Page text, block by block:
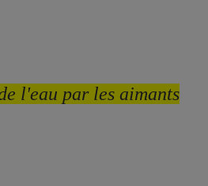
l'eau par les aimants